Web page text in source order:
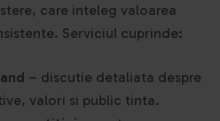
care inteleg valoarea
Serviciul cuprinde:
– discutie detaliata despre
valori si public tinta.